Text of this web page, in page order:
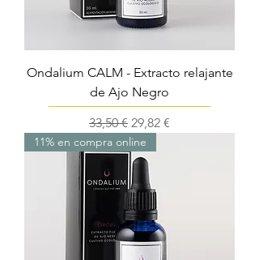
Ondalium CALM - Extracto relajante
de Ajo Negro
Precio
33,50 € Precio de oferta
29,82 €
11% en compra online